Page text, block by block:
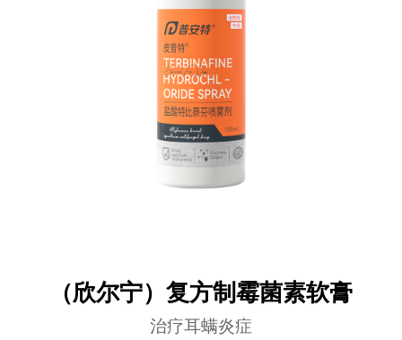
（欣尔宁）复方制霉菌素软膏
治疗耳螨炎症